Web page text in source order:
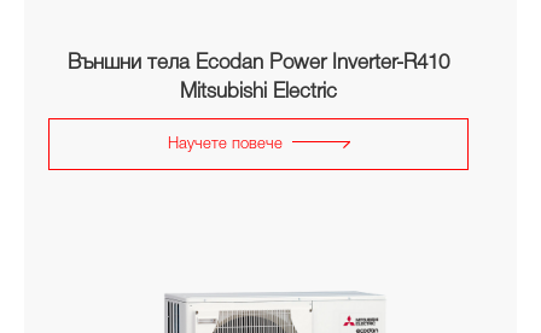
Външни тела Ecodan Power Inverter-R410
Mitsubishi Electric
Научете повече